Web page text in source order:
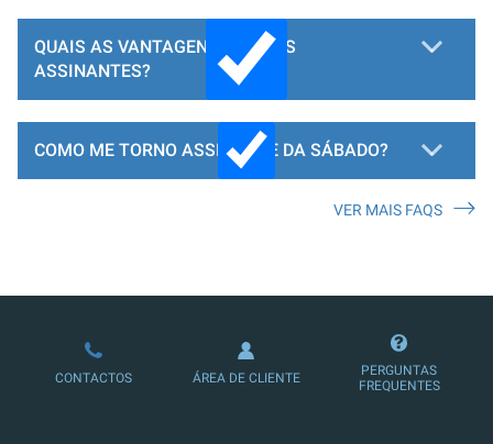
QUAIS AS VANTAGENS PARA OS
ASSINANTES?
COMO ME TORNO ASSINANTE DA SÁBADO?
LOJA DE ASSINATURAS
VER MAIS FAQS
CONTACTOS ÁREA DE CLIENTE
PERGUNTAS
FREQUENTES